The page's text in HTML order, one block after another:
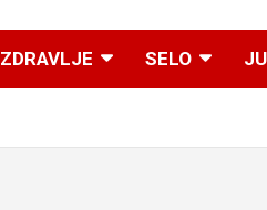
ZDRAVLJE SELO